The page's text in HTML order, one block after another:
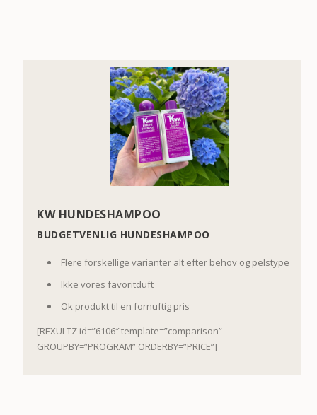
KW HUNDESHAMPOO
BUDGETVENLIG HUNDESHAMPOO
Flere forskellige varianter alt efter behov og pelstype
Ikke vores favoritduft
Ok produkt til en fornuftig pris
[REXULTZ id=”6106″ template=”comparison”
GROUPBY=”PROGRAM” ORDERBY=”PRICE”]